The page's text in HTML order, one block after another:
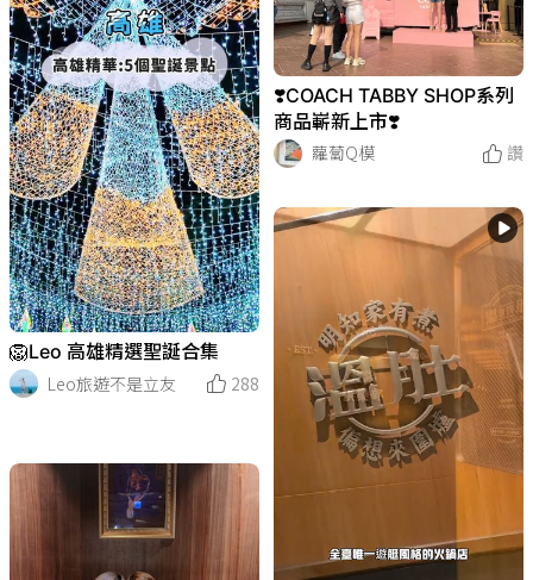
🦁Leo 高雄精選聖誕合集
Leo旅遊不是立友
288
❣️COACH TABBY SHOP系列
商品嶄新上市❣️
蘿蔔Q模
讚